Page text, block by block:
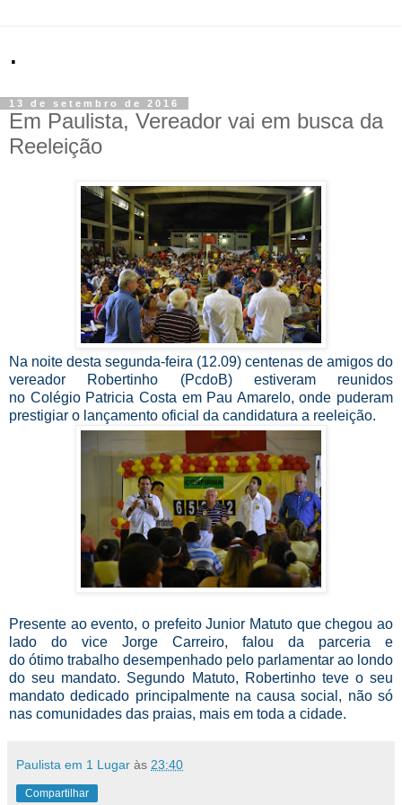
.
13 de setembro de 2016
Em Paulista, Vereador vai em busca da
Reeleição
Na noite desta segunda-feira (12.09) centenas de amigos do
vereador Robertinho (PcdoB) estiveram reunidos
no Colégio Patricia Costa em Pau Amarelo, onde puderam
prestigiar o lançamento oficial da candidatura a reeleição.
Presente ao evento, o prefeito Junior Matuto que chegou ao
lado do vice Jorge Carreiro, falou da parceria e
do ótimo trabalho desempenhado pelo parlamentar ao londo
do seu mandato. Segundo Matuto, Robertinho teve o seu
mandato dedicado principalmente na causa social, não só
nas comunidades das praias, mais em toda a cidade.
Paulista em 1 Lugar às 23:40
Compartilhar